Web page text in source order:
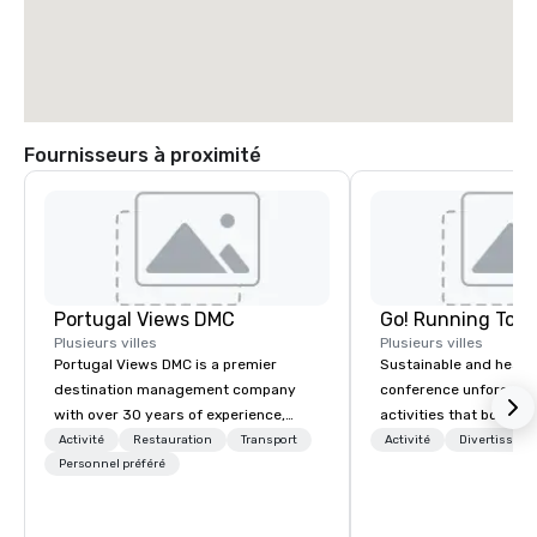
Fournisseurs à proximité
Portugal Views DMC
Plusieurs villes
Portugal Views DMC is a premier
destination management company
with over 30 years of experience,
specializing in customized corporate
events, incentive programs, and
Activité Restauration
Transport
Personnel préféré
Go! Running
Plusieurs villes
Sustainable and
conference
activities that boost
lower carbon
Activité